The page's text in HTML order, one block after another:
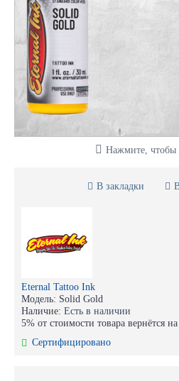
Нажмите, чтобы
В закладки
Eternal Tattoo Ink
Модель: Solid Gold
Наличие: Есть в наличии
5% от стоимости товара вернётся
Сертифицировано